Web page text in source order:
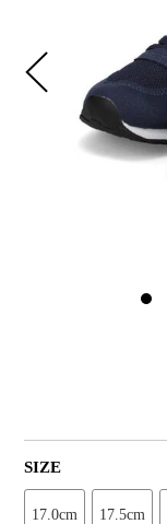
SIZE
17.0cm 17.5cm